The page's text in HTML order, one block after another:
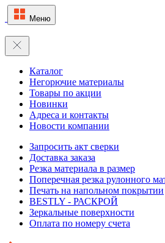
Меню
Каталог
Негорючие материалы
Товары по акции
Новинки
Адреса и контакты
Новости компании
Запросить акт сверки
Доставка заказа
Резка материала в размер
Поперечная резка рулонного
Печать на напольном покрытии
BESTLY - РАСКРОЙ
Зеркальные поверхности
Оплата по номеру счета